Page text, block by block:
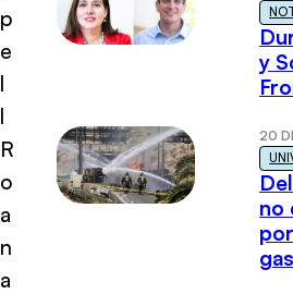
p
e
l
l
R
o
a
n
a
y
20
no